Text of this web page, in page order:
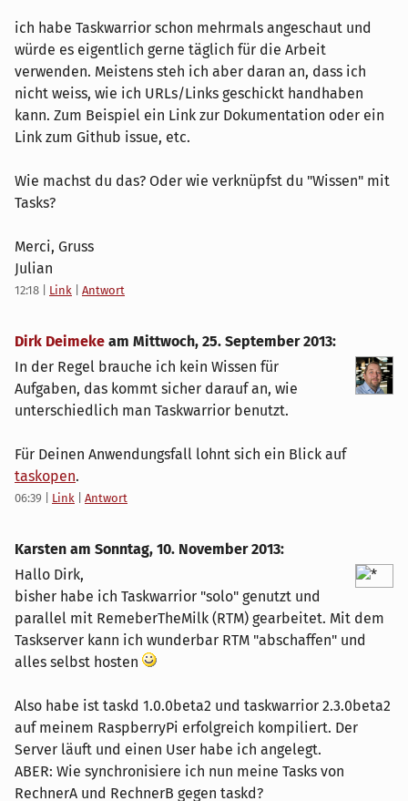
ich habe Taskwarrior schon mehrmals angeschaut und
würde es eigentlich gerne täglich für die Arbeit
verwenden. Meistens steh ich aber daran an, dass ich
nicht weiss, wie ich URLs/Links geschickt handhaben
kann. Zum Beispiel ein Link zur Dokumentation oder ein
Link zum Github issue, etc.
Wie machst du das? Oder wie verknüpfst du "Wissen" mit
Tasks?
Merci, Gruss
Julian
12:18 Link Antwort
Dirk Deimeke am Mittwoch, 25. September 2013:
In der Regel brauche ich kein Wissen für
Aufgaben, das kommt sicher darauf an, wie
unterschiedlich man Taskwarrior benutzt.
Für Deinen Anwendungsfall lohnt sich ein Blick auf
taskopen.
06:39 Link Antwort
Karsten am Sonntag, 10. November 2013:
Hallo Dirk,
bisher habe ich Taskwarrior "solo" genutzt und
parallel mit RemeberTheMilk (RTM) gearbeitet. Mit dem
Taskserver kann ich wunderbar RTM "abschaffen" und
alles selbst hosten
Also habe ist taskd 1.0.0beta2 und taskwarrior 2.3.0beta2
auf meinem RaspberryPi erfolgreich kompiliert. Der
Server läuft und einen User habe ich angelegt.
ABER: Wie synchronisiere ich nun meine Tasks von
RechnerA und RechnerB gegen taskd?